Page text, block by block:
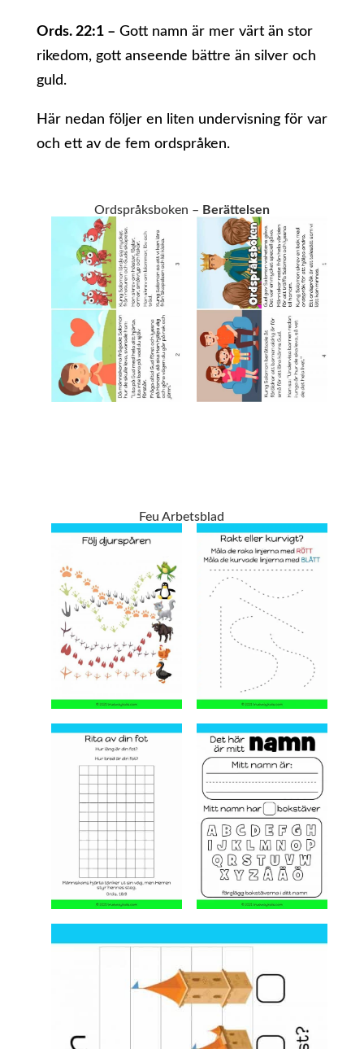
Ords. 22:1 – Gott namn är mer värt än stor
rikedom, gott anseende bättre än silver och
guld.
Här nedan följer en liten undervisning för var
och ett av de fem ordspråken.
Ordspråksboken – Berättelsen
Feu Arbetsblad